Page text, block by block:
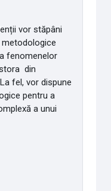
vor stăpâni
fenomenelor
din
fel, vor dispune
pentru a
a unui